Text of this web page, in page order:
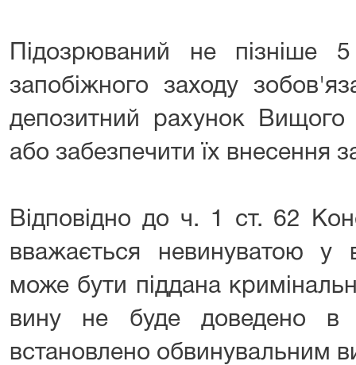
Підозрюваний не
запобіжного заходу
депозитний рахунок Вищого
або забезпечити їх внесення
Відповідно до ч. 1 ст. 62
вважається невинуватою у
може бути піддана
вину не буде доведено в
встановлено обвинувальним